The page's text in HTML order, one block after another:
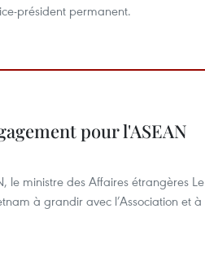
président permanent.
pour l'ASEAN
le ministre des Affaires étrangères Le
à grandir avec l’Association et à